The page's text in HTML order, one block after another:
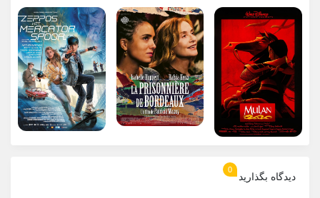
دیدگاه بگذارید
0